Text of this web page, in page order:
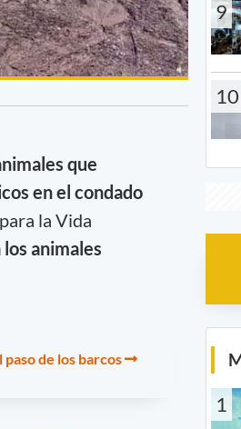
que
en el condado
la Vida
animales
de los barcos
9
10
1